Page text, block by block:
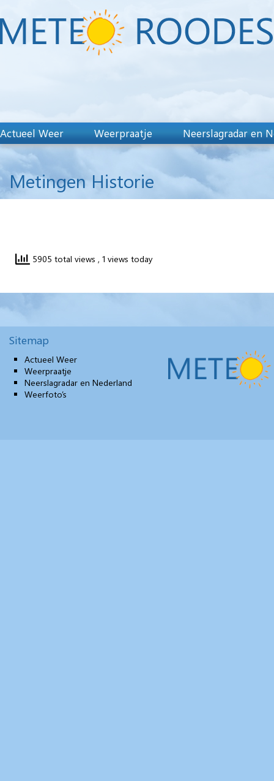
Actueel Weer Weerpraatje Neerslagradar en
Metingen Historie
5905 total views , 1 views today
Sitemap
Actueel Weer
Weerpraatje
Neerslagradar en Nederland
Weerfoto’s